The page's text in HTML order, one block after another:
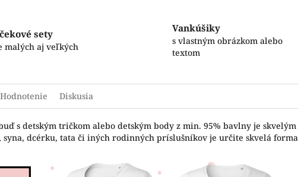
sety
malých aj veľkých
Vankúšiky
s vlastným obrázkom alebo
textom
Hodnotenie Diskusia
s detským tričkom alebo detským body z min. 95% bavlny je skvelým
syna, dcérku, tata či iných rodinných príslušníkov je určite skvelá forma